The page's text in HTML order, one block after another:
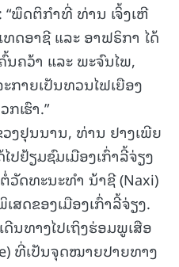
ພຶດຕິກຳທີ່ ທ່ານ ເຈິ້ງເຫີ
ທດອາຊີ ແລະ ອາຟຣິກາ ໄດ້
ນຄວ້າ ແລະ ພະຈົນໄພ,
ກາຍເປັນທວນໄຟເຍືອງ
ເຮົາ.”
ງຢຸນນານ, ທ່ານ ຢາງເພີຍ
ປຢ້ຽມຊົມເມືອງເກົ່າລີ້ຈ່ຽງ
ວັດທະນະທຳ ນ້າຊີ (Naxi)
ສດຂອງເມືອງເກົ່າລີ້ຈ່ຽງ.
ນທາງໄປເຖິງຮ່ອມພູເສືອ
ທີ່ເປັນຈຸດໝາຍປາຍທາງ